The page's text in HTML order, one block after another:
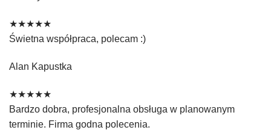
★★★★★
Świetna współpraca, polecam :)
Alan Kapustka
★★★★★
Bardzo dobra, profesjonalna obsługa w planowanym
terminie. Firma godna polecenia.